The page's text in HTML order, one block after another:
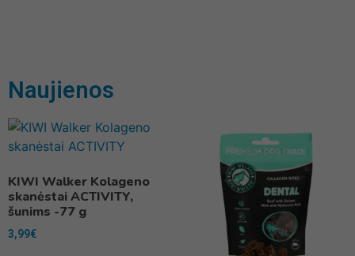
Naujienos
KIWI Walker Kolageno
skanėstai ACTIVITY,
šunims -77 g
3,99€